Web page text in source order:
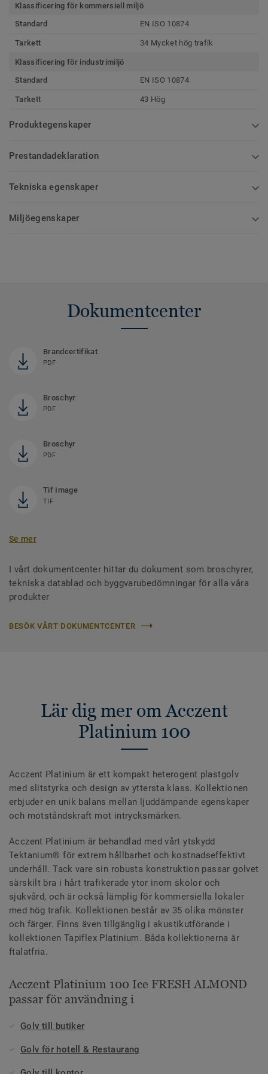
Klassificering för kommersiell miljö
Standard
EN ISO 10874
Tarkett 34 Mycket hög trafik
Klassificering för industrimiljö
Standard
EN ISO 10874
Tarkett 43 Hög
Produktegenskaper
Prestandadeklaration
Tekniska egenskaper
Miljöegenskaper
Dokumentcenter
Brandcertifikat
PDF
Broschyr
PDF
Broschyr
PDF
Tif Image
TIF
Se mer
I vårt dokumentcenter hittar du dokument som broschyrer,
tekniska datablad och byggvarubedömningar för alla våra
produkter
BESÖK VÅRT DOKUMENTCENTER
Lär dig mer om Acczent
Platinium 100
Acczent Platinium är ett kompakt heterogent plastgolv
med slitstyrka och design av yttersta klass. Kollektionen
erbjuder en unik balans mellan ljuddämpande egenskaper
och motståndskraft mot intrycksmärken.
Acczent Platinium är behandlad med vårt ytskydd
Tektanium® för extrem hållbarhet och kostnadseffektivt
underhåll. Tack vare sin robusta konstruktion passar golvet
särskilt bra i hårt trafikerade ytor inom skolor och
sjukvård, och är också lämplig för kommersiella lokaler
med hög trafik. Kollektionen består av 35 olika mönster
och färger. Finns även tillgänglig i akustikutförande i
kollektionen Tapiflex Platinium. Båda kollektionerna är
ftalatfria.
Acczent Platinium 100 Ice FRESH ALMOND
passar för användning i
Golv till butiker
Golv för hotell & Restaurang